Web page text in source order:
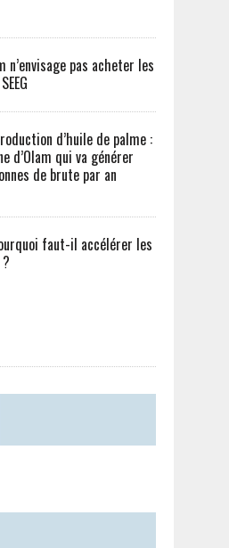
n’envisage pas acheter les
d’huile de palme :
d’Olam qui va générer
de brute par an
faut-il accélérer les